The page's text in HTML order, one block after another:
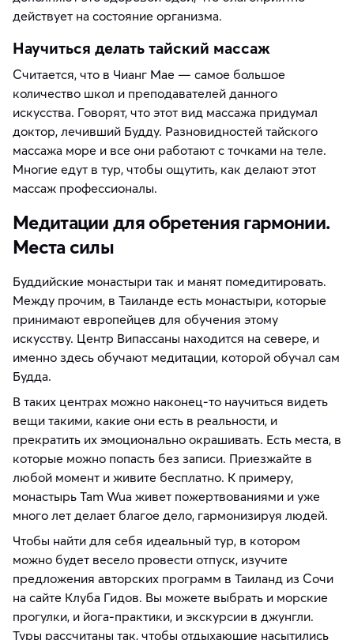
действует на состояние организма.
Научиться делать тайский массаж
Считается, что в Чианг Мае — самое большое
количество школ и преподавателей данного
искусства. Говорят, что этот вид массажа придумал
доктор, лечивший Будду. Разновидностей тайского
массажа море и все они работают с точками на теле.
Многие едут в тур, чтобы ощутить, как делают этот
массаж профессионалы.
Медитации для обретения гармонии.
Места силы
Буддийские монастыри так и манят помедитировать.
Между прочим, в Таиланде есть монастыри, которые
принимают европейцев для обучения этому
искусству. Центр Випассаны находится на севере, и
именно здесь обучают медитации, которой обучал сам
Будда.
В таких центрах можно наконец-то научиться видеть
вещи такими, какие они есть в реальности, и
прекратить их эмоционально окрашивать. Есть места, в
которые можно попасть без записи. Приезжайте в
любой момент и живите бесплатно. К примеру,
монастырь Tam Wua живет пожертвованиями и уже
много лет делает благое дело, гармонизируя людей.
Чтобы найти для себя идеальный тур, в котором
можно будет весело провести отпуск, изучите
предложения авторских программ в Таиланд из Сочи
на сайте Клуба Гидов. Вы можете выбрать и морские
прогулки, и йога-практики, и экскурсии в джунгли.
Туры рассчитаны так, чтобы отдыхающие насытились